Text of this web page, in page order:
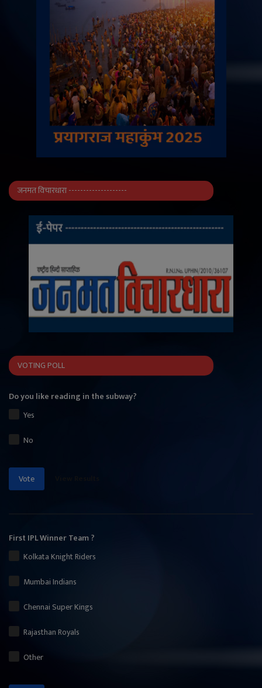
जनमत विचारधारा --------------------
VOTING POLL
Do you like reading in the subway?
Yes
No
Vote
First IPL Winner Team ?
Kolkata Knight Riders
Mumbai Indians
Chennai Super Kings
Rajasthan Royals
Other